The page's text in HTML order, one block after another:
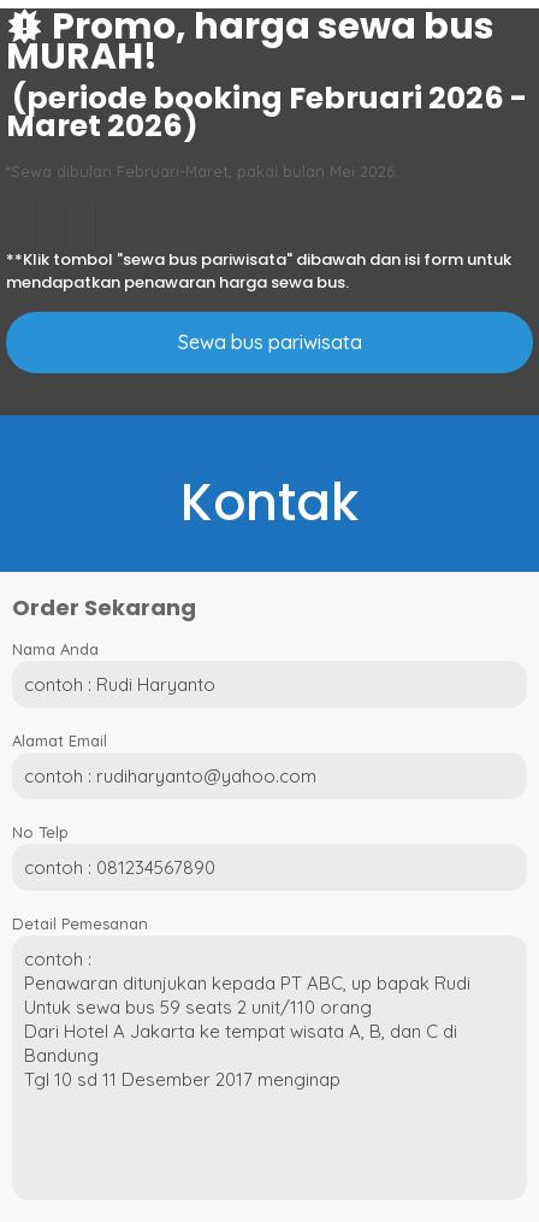
Promo, harga sewa bus
MURAH!
(periode booking Februari 2026 -
Maret 2026)
*Sewa dibulan Februari-Maret, pakai bulan Mei 2026.
**Klik tombol "sewa bus pariwisata" dibawah dan isi form untuk
mendapatkan penawaran harga sewa bus.
Sewa bus pariwisata
Kontak
Order Sekarang
Nama Anda
Alamat Email
No Telp
Detail Pemesanan